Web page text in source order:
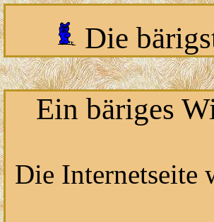
Die
Ein bäriges
Die Internetseite